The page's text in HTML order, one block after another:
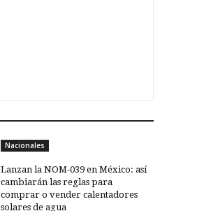
Nacionales
Lanzan la NOM-039 en México: así
cambiarán las reglas para
comprar o vender calentadores
solares de agua